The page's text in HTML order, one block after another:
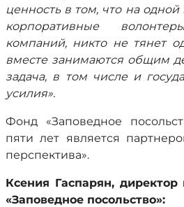
ценность в том, что на
корпоративные
компаний, никто не тянет
вместе занимаются общим
задача, в том числе и
усилия».
Фонд «Заповедное
пяти лет является
перспектива».
Ксения Гаспарян,
«Заповедное посольство»: